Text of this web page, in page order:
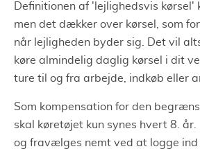
Definitionen af 'lejlighedsvis kørsel'
men det dækker over kørsel, som
når lejligheden byder sig. Det vil
køre almindelig daglig kørsel i dit
ture til og fra arbejde, indkøb eller
Som kompensation for den
skal køretøjet kun synes hvert 8.
og fravælges nemt ved at logge ind